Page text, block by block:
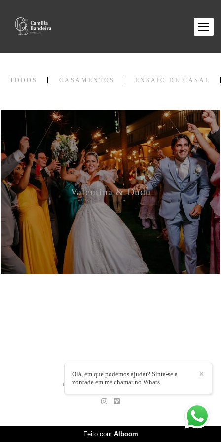
TODOS CASAMENTOS ENSAIO DE CASAL
Valentina & Dudu
CAMILLA BANDEIRA/CONTATO
✕
Olá, em que podemos ajudar? Sinta-se a
vontade em me chamar no Whats.
Feito com Alboom